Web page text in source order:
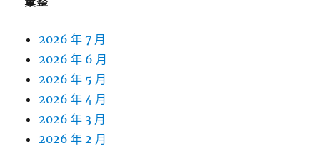
2026 年 7 月
2026 年 6 月
2026 年 5 月
2026 年 4 月
2026 年 3 月
2026 年 2 月